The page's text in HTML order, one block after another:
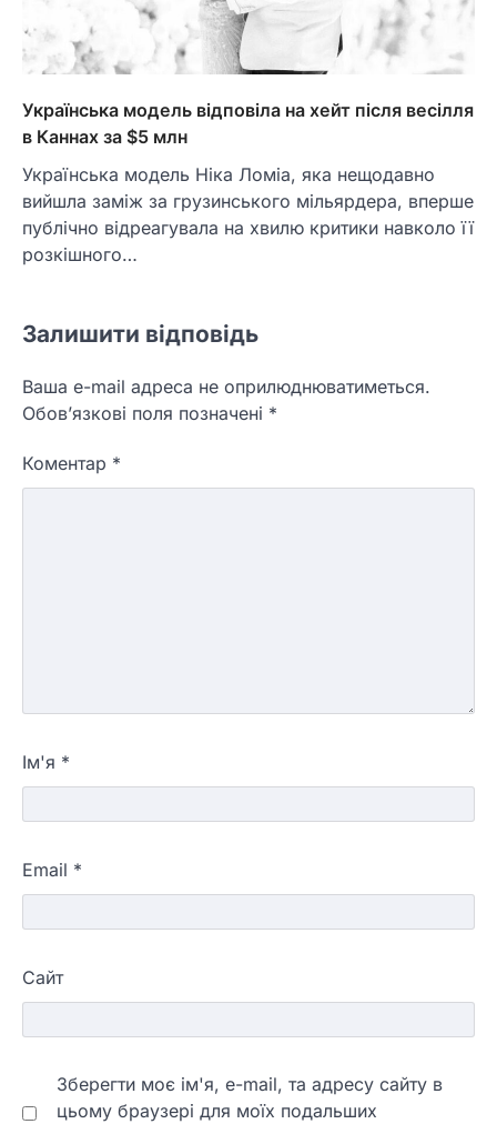
Українська модель відповіла на хейт після весілля
в Каннах за $5 млн
Українська модель Ніка Ломіа, яка нещодавно
вийшла заміж за грузинського мільярдера, вперше
публічно відреагувала на хвилю критики навколо її
розкішного…
Залишити відповідь
Ваша e-mail адреса не оприлюднюватиметься.
Обов’язкові поля позначені *
Коментар *
Ім'я *
Email *
Сайт
Зберегти моє ім'я, e-mail, та адресу сайту в
цьому браузері для моїх подальших